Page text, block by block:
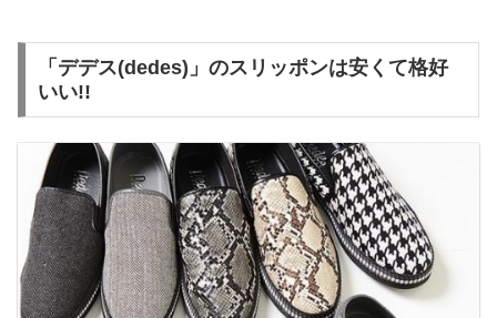
「デデス(dedes)」のスリッポンは安くて格好
いい!!